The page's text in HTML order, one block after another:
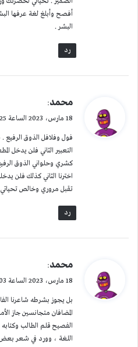
أفصح وأبلغ لغة عرفها
البشر .
رد
ي
ل
محمد:
18 مارس، 2023 الساعة 10:25 م
فول وفلافل الذوق الرفيع .
التعبير الثاني فلن يدخل
كشري وحلواني الذوق
اخترنا الثاني كذلك فلن
تقبل مروري وخالص
رد
ي
ل
محمد:
18 مارس، 2023 الساعة 10:03 م
بل يجوز بشرطه شاعرنا
المضافان متجانسين جاز
الفصيح قلم الطالب
اللغة ، وورد في شعر بعض